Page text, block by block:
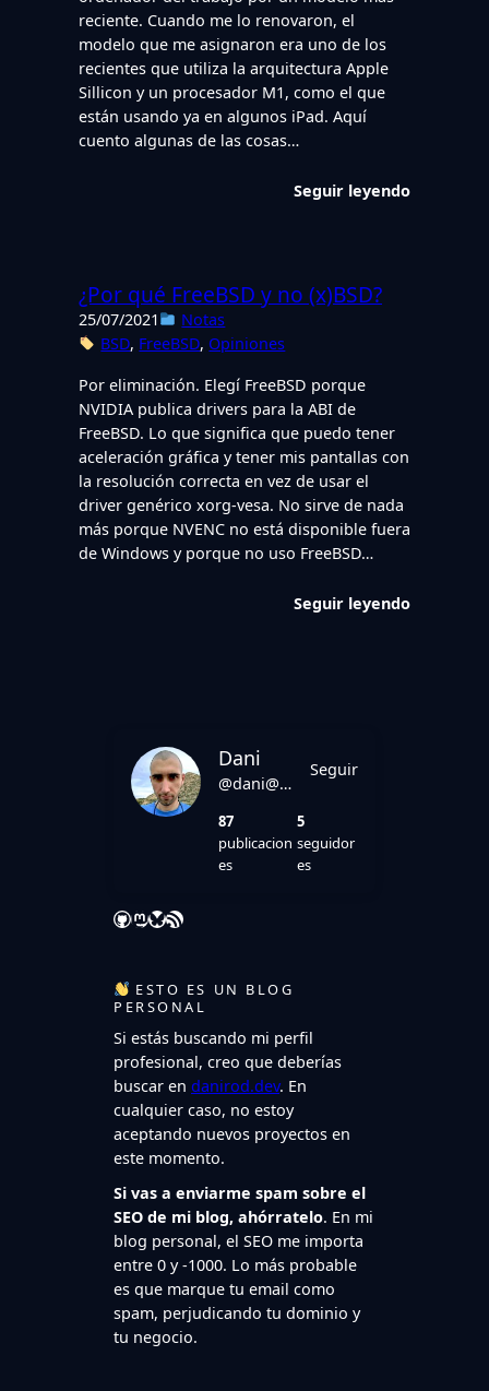
reciente. Cuando me lo renovaron, el
modelo que me asignaron era uno de los
recientes que utiliza la arquitectura Apple
Sillicon y un procesador M1, como el que
están usando ya en algunos iPad. Aquí
cuento algunas de las cosas…
Seguir leyendo
¿Por qué FreeBSD y no (x)BSD?
25/07/2021
Notas
BSD, FreeBSD, Opiniones
Por eliminación. Elegí FreeBSD porque
NVIDIA publica drivers para la ABI de
FreeBSD. Lo que significa que puedo tener
aceleración gráfica y tener mis pantallas con
la resolución correcta en vez de usar el
driver genérico xorg-vesa. No sirve de nada
más porque NVENC no está disponible fuera
de Windows y porque no uso FreeBSD…
Seguir leyendo
Dani
@dani@danirod.es
Seguir
87
publicacion
es
5
seguidor
es
GitHub Mastodon Bluesky Feed RSS
ESTO ES UN BLOG
PERSONAL
Si estás buscando mi perfil
profesional, creo que deberías
buscar en danirod.dev. En
cualquier caso, no estoy
aceptando nuevos proyectos en
este momento.
Si vas a enviarme spam sobre el
SEO de mi blog, ahórratelo. En mi
blog personal, el SEO me importa
entre 0 y -1000. Lo más probable
es que marque tu email como
spam, perjudicando tu dominio y
tu negocio.